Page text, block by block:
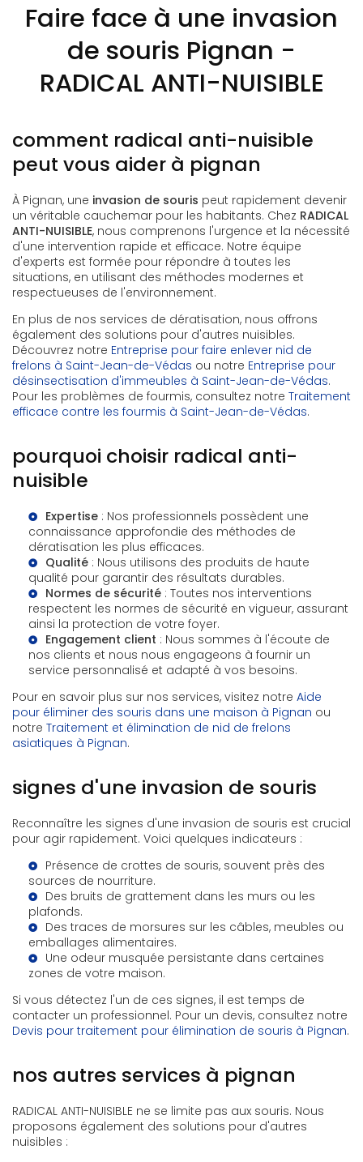
Faire face à une invasion
de souris Pignan -
RADICAL ANTI-NUISIBLE
comment radical anti-nuisible
peut vous aider à pignan
À Pignan, une invasion de souris peut rapidement devenir
un véritable cauchemar pour les habitants. Chez RADICAL
ANTI-NUISIBLE, nous comprenons l'urgence et la nécessité
d'une intervention rapide et efficace. Notre équipe
d'experts est formée pour répondre à toutes les
situations, en utilisant des méthodes modernes et
respectueuses de l'environnement.
En plus de nos services de dératisation, nous offrons
également des solutions pour d'autres nuisibles.
Découvrez notre Entreprise pour faire enlever nid de
frelons à Saint-Jean-de-Védas ou notre Entreprise pour
désinsectisation d'immeubles à Saint-Jean-de-Védas.
Pour les problèmes de fourmis, consultez notre Traitement
efficace contre les fourmis à Saint-Jean-de-Védas.
pourquoi choisir radical anti-
nuisible
Expertise : Nos professionnels possèdent une
connaissance approfondie des méthodes de
dératisation les plus efficaces.
Qualité : Nous utilisons des produits de haute
qualité pour garantir des résultats durables.
Normes de sécurité : Toutes nos interventions
respectent les normes de sécurité en vigueur, assurant
ainsi la protection de votre foyer.
Engagement client : Nous sommes à l'écoute de
nos clients et nous nous engageons à fournir un
service personnalisé et adapté à vos besoins.
Pour en savoir plus sur nos services, visitez notre Aide
pour éliminer des souris dans une maison à Pignan ou
notre Traitement et élimination de nid de frelons
asiatiques à Pignan.
signes d'une invasion de souris
Reconnaître les signes d'une invasion de souris est crucial
pour agir rapidement. Voici quelques indicateurs :
Présence de crottes de souris, souvent près des
sources de nourriture.
Des bruits de grattement dans les murs ou les
plafonds.
Des traces de morsures sur les câbles, meubles ou
emballages alimentaires.
Une odeur musquée persistante dans certaines
zones de votre maison.
Si vous détectez l'un de ces signes, il est temps de
contacter un professionnel. Pour un devis, consultez notre
Devis pour traitement pour élimination de souris à Pignan.
nos autres services à pignan
RADICAL ANTI-NUISIBLE ne se limite pas aux souris. Nous
proposons également des solutions pour d'autres
nuisibles :